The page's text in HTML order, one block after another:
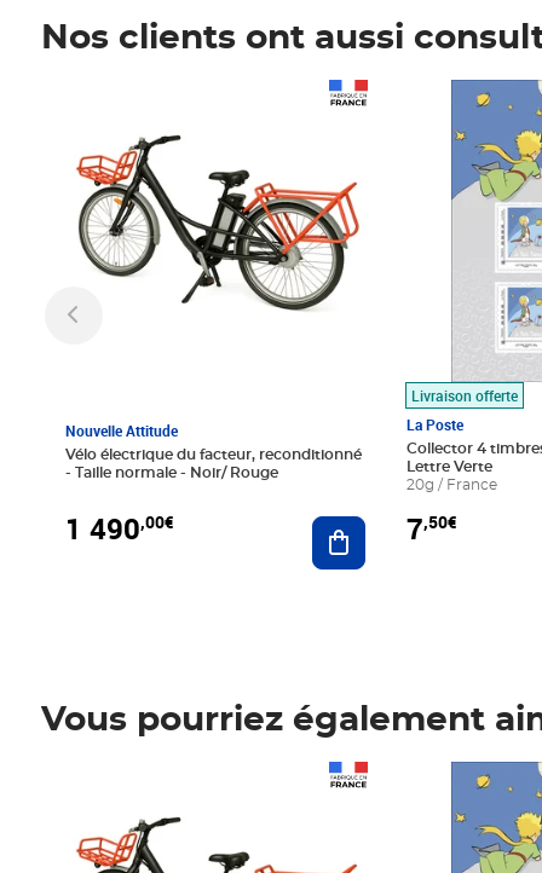
Nos clients ont aussi
Nouvelle Attitude
Vélo électrique du facteur, reconditionné
- Taille normale - Noir/ Rouge
1 490,00€ Ajouter au panier
Livraison offerte
La Poste
Collector 4
Lettre Verte
20g / France
7,50€
Prix 7,50€
Vous pourriez également
Prix 7,50€